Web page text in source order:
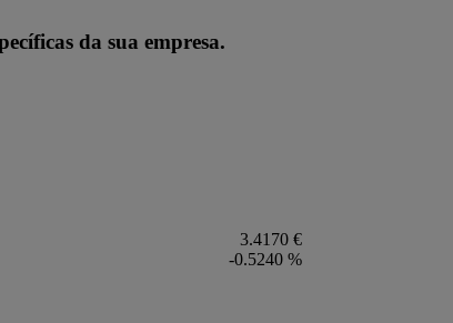
da sua empresa.
3.4170 €
-0.5240 %